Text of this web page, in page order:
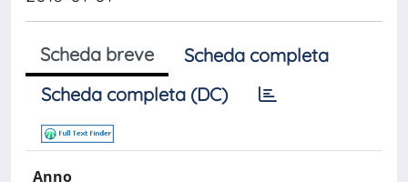
Scheda breve
Scheda completa
Scheda completa (DC)
Anno